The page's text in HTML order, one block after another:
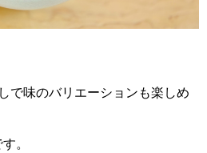
で味のバリエーションも楽しめ
。